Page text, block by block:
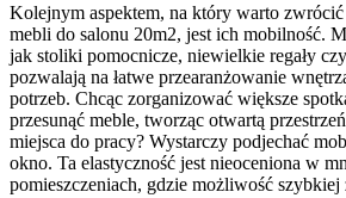
Kolejnym aspektem, na który warto
mebli do salonu 20m2, jest ich mobilność.
jak stoliki pomocnicze, niewielkie regały
pozwalają na łatwe przearanżowanie
potrzeb. Chcąc zorganizować większe
przesunąć meble, tworząc otwartą
miejsca do pracy? Wystarczy podjechać
okno. Ta elastyczność jest nieoceniona w
pomieszczeniach, gdzie możliwość szybkiej